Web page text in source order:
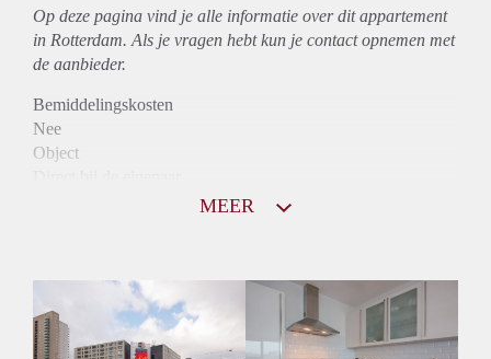
Op deze pagina vind je alle informatie over ditappartement
in Rotterdam. Als je vragen hebt kun je contact opnemen met
de aanbieder.
Bemiddelingskosten
Nee
Object
Niet mogelijk
Inkomen eis
MEER